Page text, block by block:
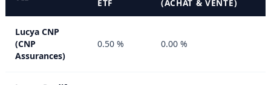
ETF
(ACHAT & VENTE)
Lucya CNP
(CNP
Assurances)
0.50 % 0.00 %